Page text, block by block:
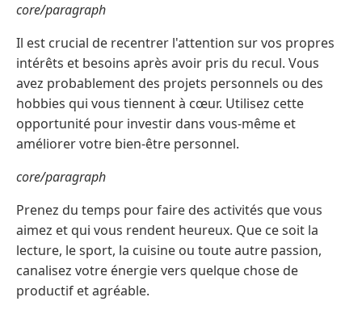
core/paragraph
Il est crucial de recentrer l'attention sur vos propres
intérêts et besoins après avoir pris du recul. Vous
avez probablement des projets personnels ou des
hobbies qui vous tiennent à cœur. Utilisez cette
opportunité pour investir dans vous-même et
améliorer votre bien-être personnel.
core/paragraph
Prenez du temps pour faire des activités que vous
aimez et qui vous rendent heureux. Que ce soit la
lecture, le sport, la cuisine ou toute autre passion,
canalisez votre énergie vers quelque chose de
productif et agréable.